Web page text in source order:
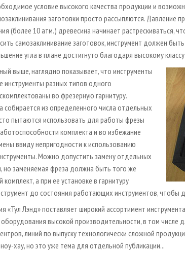
условие высокого качества продукции и
заготовки просто рассыплются. Давление
(более 10 атм.) древесина начинает растрескиваться,
самозаклинивание заготовок, инструмент должен
угла в плане достигнуто благодаря высокому
выше, наглядно показывает, что инструменты
разных типов одного
во фрезерную гарнитуру.
собирается из определенного числа отдельных
пытаются использовать для работы фрезы
комплекта и во избежание
ввиду непригодности к использованию
Можно допустить замену отдельных
но заменяемая фреза должна быть того же
а при ее установке в гарнитуру
до состояния работающих инструментов, чтобы
«Тул Лэнд» поставляет широкий ассортимент
высокой производительности, в том числе
линий по выпуску технологически сложной
хау, но это уже тема для отдельной публикации...